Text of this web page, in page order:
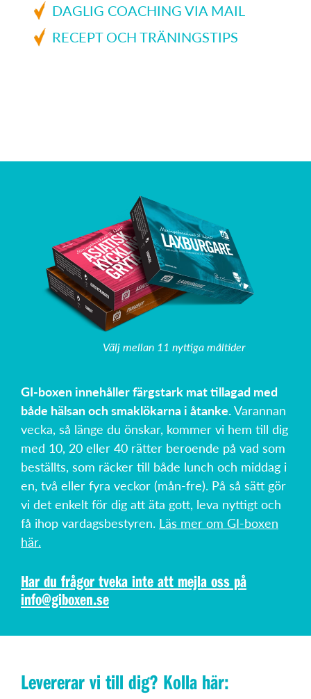
DAGLIG COACHING VIA MAIL
RECEPT OCH TRÄNINGSTIPS
Välj mellan 11 nyttiga måltider
GI-boxen innehåller färgstark mat tillagad med
både hälsan och smaklökarna i åtanke.Varannan
vecka, så länge du önskar, kommer vi hem till dig
med 10, 20 eller 40 rätter beroende på vad som
beställts, som räcker till både lunch och middag i
en, två eller fyra veckor (mån-fre). På så sätt gör
vi det enkelt för dig att äta gott, leva nyttigt och
få ihop vardagsbestyren. Läs mer om GI-boxen
här.
Har du frågor tveka inte att mejla oss på
info@giboxen.se
Levererar vi till dig? Kolla här: